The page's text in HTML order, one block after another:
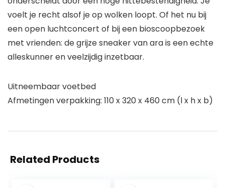
voelt je recht alsof je op wolken loopt. Of het nu bij
een open luchtconcert of bij een bioscoopbezoek
met vrienden: de grijze sneaker van ara is een echte
alleskunner en veelzijdig inzetbaar.
Uitneembaar voetbed
Afmetingen verpakking: 110 x 320 x 460 cm (l x h x b)
Related Products